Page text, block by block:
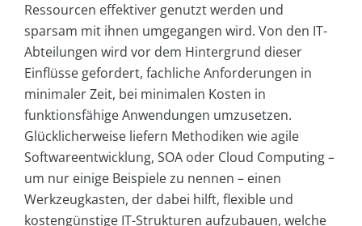
Ressourcen effektiver genutzt werden und
sparsam mit ihnen umgegangen wird. Von den IT-
Abteilungen wird vor dem Hintergrund dieser
Einflüsse gefordert, fachliche Anforderungen in
minimaler Zeit, bei minimalen Kosten in
funktionsfähige Anwendungen umzusetzen.
Glücklicherweise liefern Methodiken wie agile
Softwareentwicklung, SOA oder Cloud Computing –
um nur einige Beispiele zu nennen – einen
Werkzeugkasten, der dabei hilft, flexible und
kostengünstige IT-Strukturen aufzubauen, welche